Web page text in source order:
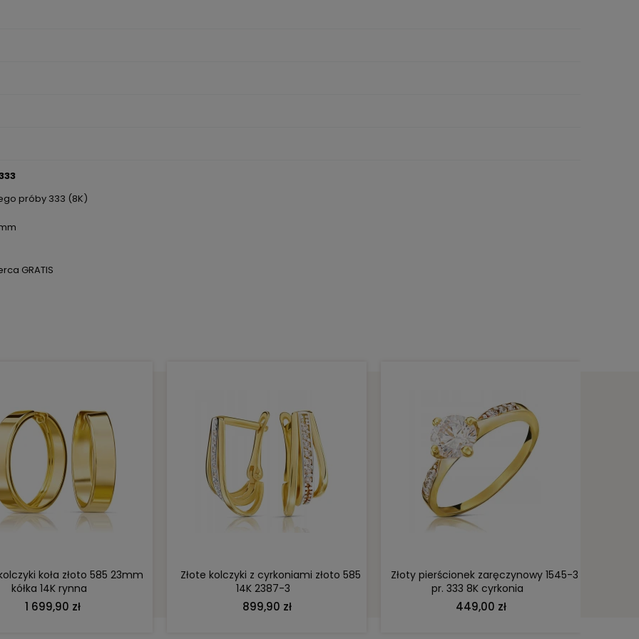
próby 333 (8K)
GRATIS
koła złoto 585 23mm
kółka 14K rynna
1 699,90 zł
DO KOSZYKA
Złote kolczyki z cyrkoniami złoto 585
14K 2387-3
899,90 zł
DO KOSZYKA
Złoty pierścionek zaręczynowy 1545-3
pr. 333 8K cyrkonia
449,00 zł
DO KOSZYKA